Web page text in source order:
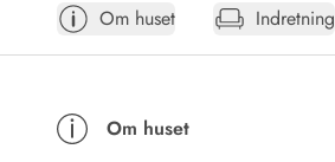
Sommerhus ABC
Forbrugsafregning (Strøm, vand...)
Lån og lej
Om huset Indretning
Om huset